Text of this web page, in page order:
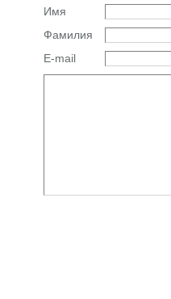
Имя
Фамилия
E-mail